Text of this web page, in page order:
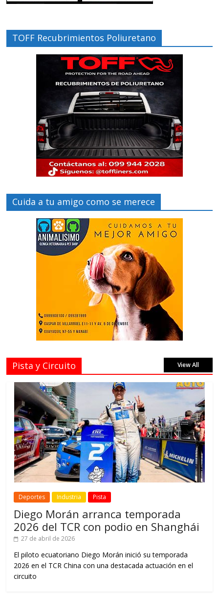
TOFF Recubrimientos Poliuretano
Cuida a tu amigo como se merece
Pista y Circuito View All
Deportes Industria Pista
Diego Morán arranca temporada
2026 del TCR con podio en Shanghái
27 de abril de 2026
El piloto ecuatoriano Diego Morán inició su temporada
2026 en el TCR China con una destacada actuación en el
circuito